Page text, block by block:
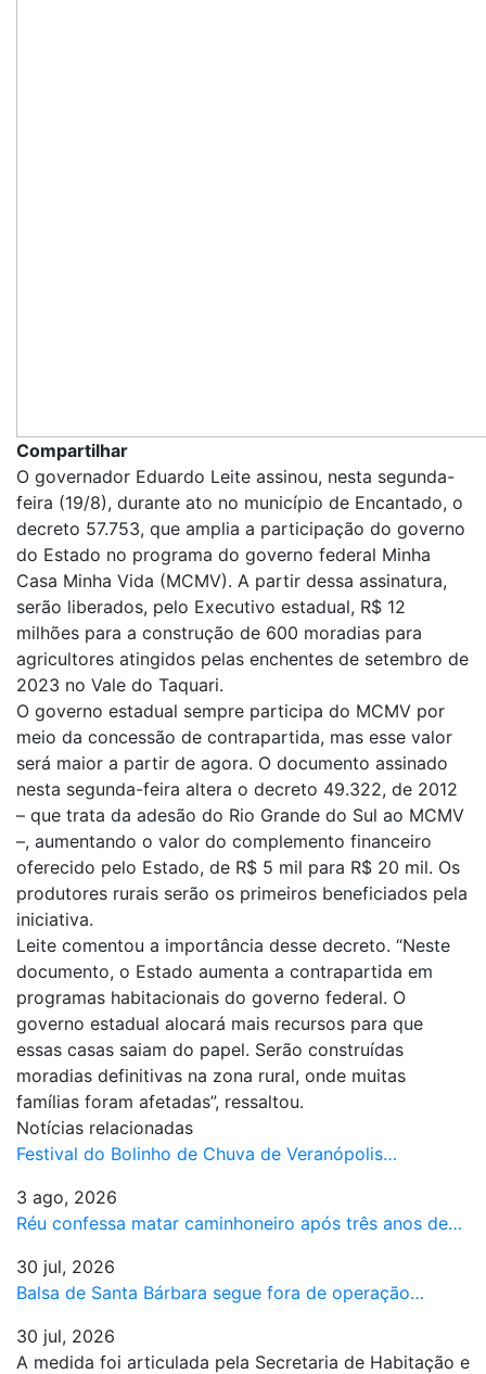
Compartilhar
O governador Eduardo Leite assinou, nesta segunda-
feira (19/8), durante ato no município de Encantado, o
decreto 57.753, que amplia a participação do governo
do Estado no programa do governo federal Minha
Casa Minha Vida (MCMV). A partir dessa assinatura,
serão liberados, pelo Executivo estadual, R$ 12
milhões para a construção de 600 moradias para
agricultores atingidos pelas enchentes de setembro de
2023 no Vale do Taquari.
O governo estadual sempre participa do MCMV por
meio da concessão de contrapartida, mas esse valor
será maior a partir de agora. O documento assinado
nesta segunda-feira altera o decreto 49.322, de 2012
– que trata da adesão do Rio Grande do Sul ao MCMV
–, aumentando o valor do complemento financeiro
oferecido pelo Estado, de R$ 5 mil para R$ 20 mil. Os
produtores rurais serão os primeiros beneficiados pela
iniciativa.
Leite comentou a importância desse decreto. “Neste
documento, o Estado aumenta a contrapartida em
programas habitacionais do governo federal. O
governo estadual alocará mais recursos para que
essas casas saiam do papel. Serão construídas
moradias definitivas na zona rural, onde muitas
famílias foram afetadas”, ressaltou.
Notícias relacionadas
Festival do Bolinho de Chuva de Veranópolis…
3 ago, 2026
Réu confessa matar caminhoneiro após três anos de…
30 jul, 2026
Balsa de Santa Bárbara segue fora de operação…
30 jul, 2026
A medida foi articulada pela Secretaria de Habitação e